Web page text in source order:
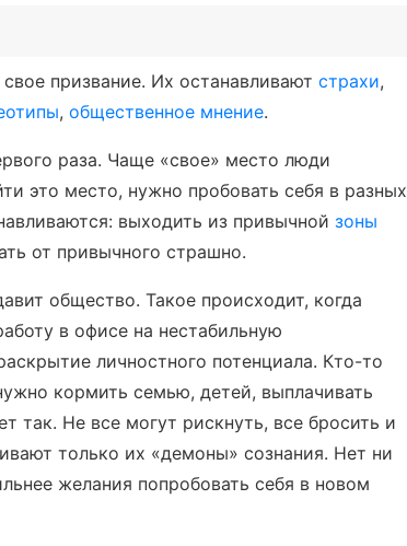
призвание. Их останавливают страхи,
, общественное мнение.
раза. Чаще «свое» место люди
это место, нужно пробовать себя в разных
выходить из привычной зоны
от привычного страшно.
общество. Такое происходит, когда
в офисе на нестабильную
личностного потенциала. Кто-то
кормить семью, детей, выплачивать
так. Не все могут рискнуть, все бросить и
только их «демоны» сознания. Нет ни
желания попробовать себя в новом